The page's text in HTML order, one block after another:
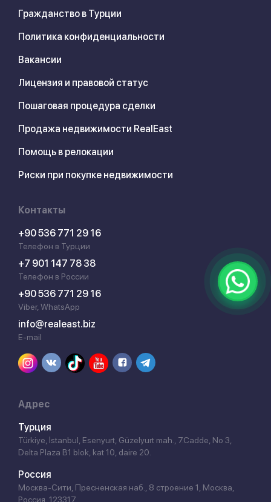
Гражданство в Турции
Политика конфиденциальности
Вакансии
Лицензия и правовой статус
Пошаговая процедура сделки
Продажа недвижимости RealEast
Помощь в релокации
Риски при покупке недвижимости
Контакты
+90 536 771 29 16
Телефон в Турции
+7 901 147 78 38
Телефон в России
+90 536 771 29 16
Viber, WhatsApp
info@realeast.biz
E-mail
Адрес
Турция
Türkiye, İstanbul, Esenyurt, Güzelyurt mah., 7.Cadde, No 3,
Delta Plaza B1 blok, kat 10, daire 20.
Россия
Москва-Сити, Пресненская наб., 8 строение 1, Москва,
Россия, 123317.